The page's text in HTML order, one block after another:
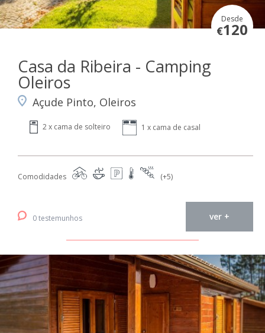
Desde
€120
Casa da Ribeira - Camping
Oleiros
Açude Pinto, Oleiros
2 x cama de solteiro 1 x cama de casal
Comodidades (+5)
0 testemunhos ver +